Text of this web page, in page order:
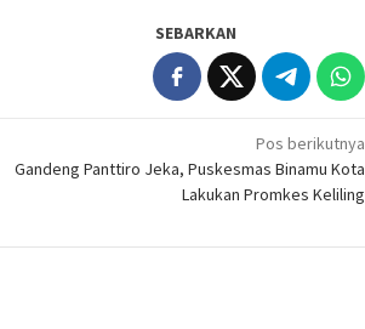
SEBARKAN
Pos berikutnya
Gandeng Panttiro Jeka, Puskesmas Binamu Kota
Lakukan Promkes Keliling